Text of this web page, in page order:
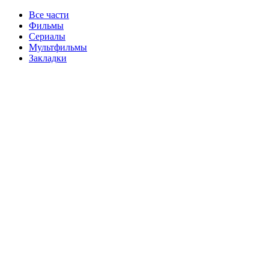
Все части
Фильмы
Сериалы
Мультфильмы
Закладки